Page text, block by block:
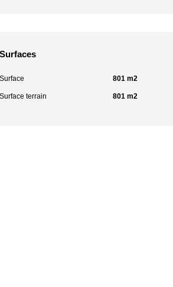
Surfaces
Surface 801 m2
Surface terrain 801 m2